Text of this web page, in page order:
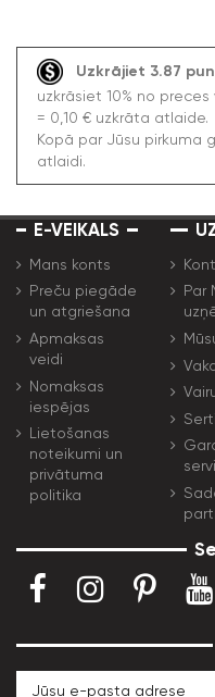
Uzkrājiet 3.87
uzkrāsiet 10% no
= 0,10 € uzkrāta atlaide.
Kopā par Jūsu pirkuma
atlaidi.
E-VEIKALS
Mans konts
Preču piegāde
un atgriešana
Apmaksas
veidi
Nomaksas
iespējas
Lietošanas
noteikumi un
privātuma
politika
Par